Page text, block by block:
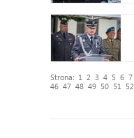
Strona: 1 2 3 4 5 6 7
46 47 48 49 50 51 52